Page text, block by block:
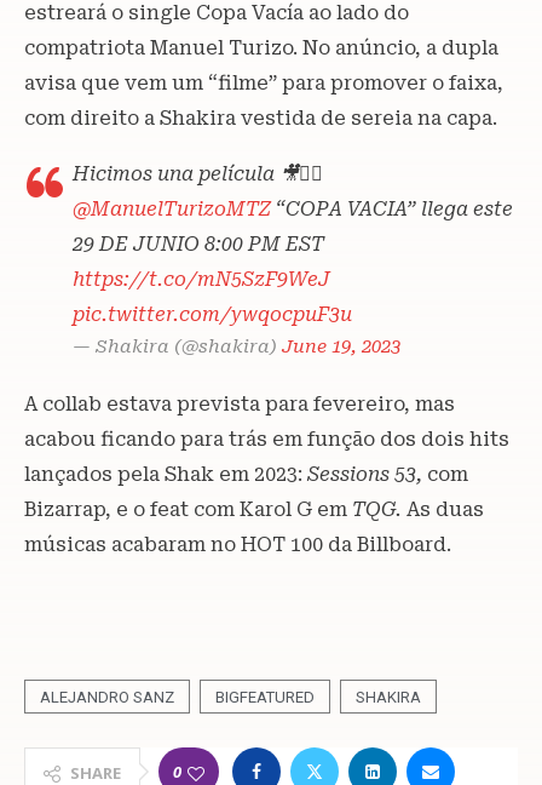
estreará o single Copa Vacía ao lado do
compatriota Manuel Turizo. No anúncio, a dupla
avisa que vem um “filme” para promover o faixa,
com direito a Shakira vestida de sereia na capa.
Hicimos una película 🎥🧜‍♀️
@ManuelTurizoMTZ“COPA VACIA” llega este
29 DE JUNIO 8:00 PM EST
https://t.co/mN5SzF9WeJ
pic.twitter.com/ywqocpuF3u
— Shakira (@shakira) June 19, 2023
A collab estava prevista para fevereiro, mas
acabou ficando para trás em função dos dois hits
lançados pela Shak em 2023: Sessions 53, com
Bizarrap, e o feat com Karol G em TQG. As duas
músicas acabaram no HOT 100 da Billboard.
ALEJANDRO SANZ BIGFEATURED SHAKIRA
SHARE 0